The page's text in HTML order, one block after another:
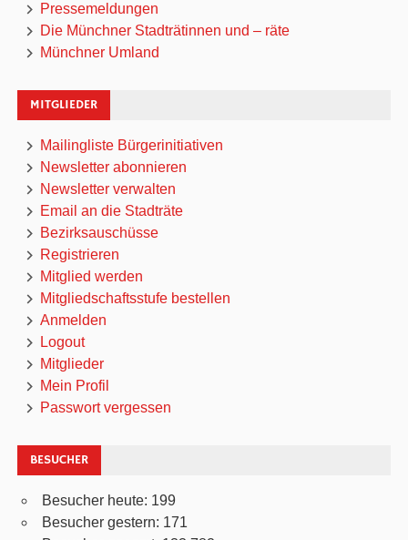
Pressemeldungen
Die Münchner Stadträtinnen und – räte
Münchner Umland
MITGLIEDER
Mailingliste Bürgerinitiativen
Newsletter abonnieren
Newsletter verwalten
Email an die Stadträte
Bezirksauschüsse
Registrieren
Mitglied werden
Mitgliedschaftsstufe bestellen
Anmelden
Logout
Mitglieder
Mein Profil
Passwort vergessen
BESUCHER
Besucher heute: 199
Besucher gestern: 171